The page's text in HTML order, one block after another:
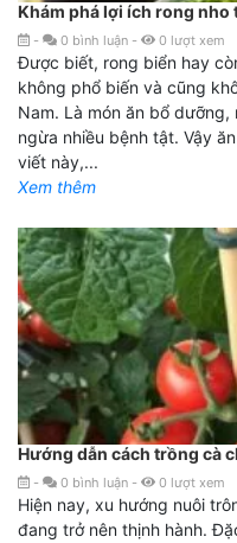
Khám phá lợi ích rong nho
- 0 bình luận - 0 lượt xem
Được biết, rong biển hay
không phổ biến và cũng
Nam. Là món ăn bổ
ngừa nhiều bệnh tật. Vậy
viết này,...
Xem thêm
Hướng dẫn cách trồng cà
- 0 bình luận - 0 lượt xem
Hiện nay, xu hướng nuôi
đang trở nên thịnh hành.